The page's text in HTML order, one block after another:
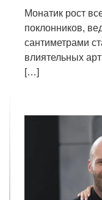
Монатик рост
поклонников,
сантиметрами
влиятельных
[…]